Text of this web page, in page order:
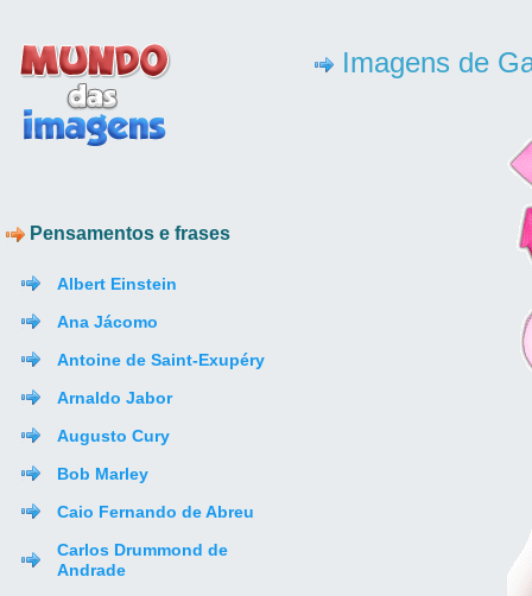
Pensamentos e frases
Albert Einstein
Ana Jácomo
Antoine de Saint-Exupéry
Arnaldo Jabor
Augusto Cury
Bob Marley
Caio Fernando de Abreu
Carlos Drummond de
Andrade
Imagens de